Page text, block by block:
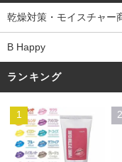
乾燥対策・モイスチャー
B Happy
ランキング
1 2